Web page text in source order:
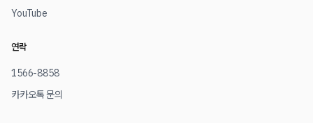
YouTube
연락
1566-8858
카카오톡 문의